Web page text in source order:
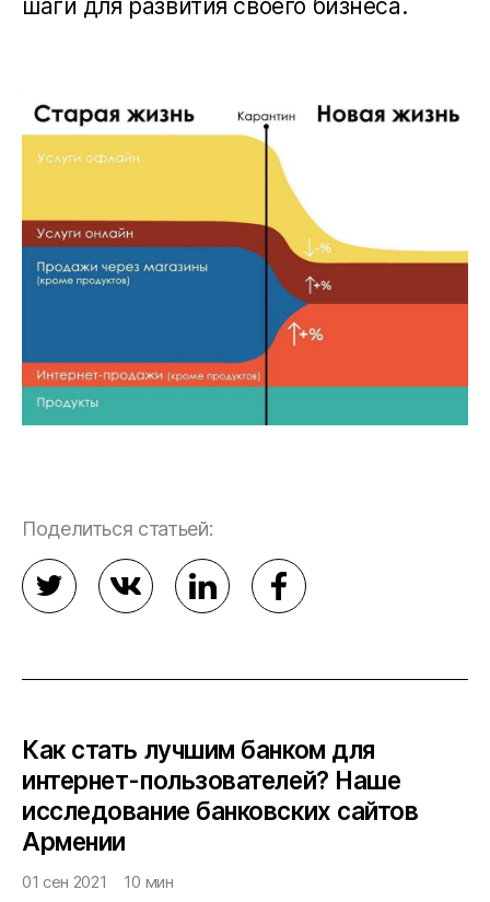
шаги для развития своего бизнеса.
Поделиться статьей:
Как стать лучшим банком для
интернет-пользователей? Наше
исследование банковских сайтов
Армении
01 сен 2021 10 мин